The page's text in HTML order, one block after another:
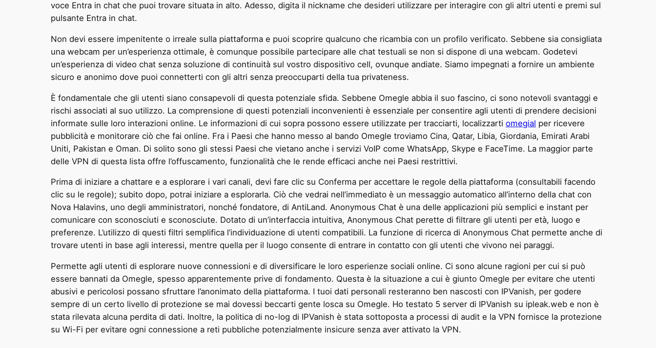
voce Entra in chat che puoi trovare situata in alto. Adesso, digita il nickname che desideri utilizzare per interagire con gli altri utenti e premi sul
pulsante Entra in chat.
Non devi essere impenitente o irreale sulla piattaforma e puoi scoprire qualcuno che ricambia con un profilo verificato. Sebbene sia consigliata
una webcam per un’esperienza ottimale, è comunque possibile partecipare alle chat testuali se non si dispone di una webcam. Godetevi
un’esperienza di video chat senza soluzione di continuità sul vostro dispositivo cell, ovunque andiate. Siamo impegnati a fornire un ambiente
sicuro e anonimo dove puoi connetterti con gli altri senza preoccuparti della tua privateness.
È fondamentale che gli utenti siano consapevoli di questa potenziale sfida. Sebbene Omegle abbia il suo fascino, ci sono notevoli svantaggi e
rischi associati al suo utilizzo. La comprensione di questi potenziali inconvenienti è essenziale per consentire agli utenti di prendere decisioni
informate sulle loro interazioni online. Le informazioni di cui sopra possono essere utilizzate per tracciarti, localizzarti omegial per ricevere
pubblicità e monitorare ciò che fai online. Fra i Paesi che hanno messo al bando Omegle troviamo Cina, Qatar, Libia, Giordania, Emirati Arabi
Uniti, Pakistan e Oman. Di solito sono gli stessi Paesi che vietano anche i servizi VoIP come WhatsApp, Skype e FaceTime. La maggior parte
delle VPN di questa lista offre l’offuscamento, funzionalità che le rende efficaci anche nei Paesi restrittivi.
Prima di iniziare a chattare e a esplorare i vari canali, devi fare clic su Conferma per accettare le regole della piattaforma (consultabili facendo
clic su le regole); subito dopo, potrai iniziare a esplorarla. Ciò che vedrai nell’immediato è un messaggio automatico all’interno della chat con
Nova Halavins, uno degli amministratori, nonché fondatore, di AntiLand. Anonymous Chat è una delle applicazioni più semplici e instant per
comunicare con sconosciuti e sconosciute. Dotato di un’interfaccia intuitiva, Anonymous Chat perette di filtrare gli utenti per età, luogo e
preferenze. L’utilizzo di questi filtri semplifica l’individuazione di utenti compatibili. La funzione di ricerca di Anonymous Chat permette anche di
trovare utenti in base agli interessi, mentre quella per il luogo consente di entrare in contatto con gli utenti che vivono nei paraggi.
Permette agli utenti di esplorare nuove connessioni e di diversificare le loro esperienze sociali online. Ci sono alcune ragioni per cui si può
essere bannati da Omegle, spesso apparentemente prive di fondamento. Questa è la situazione a cui è giunto Omegle per evitare che utenti
abusivi e pericolosi possano sfruttare l’anonimato della piattaforma. I tuoi dati personali resteranno ben nascosti con IPVanish, per godere
sempre di un certo livello di protezione se mai dovessi beccarti gente losca su Omegle. Ho testato 5 server di IPVanish su ipleak.web e non è
stata rilevata alcuna perdita di dati. Inoltre, la politica di no-log di IPVanish è stata sottoposta a processi di audit e la VPN fornisce la protezione
su Wi-Fi per evitare ogni connessione a reti pubbliche potenzialmente insicure senza aver attivato la VPN.